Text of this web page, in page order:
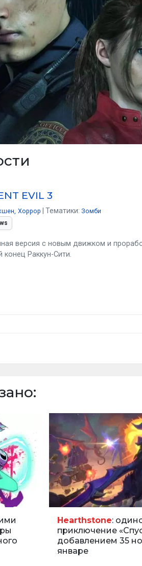
EVIL 3
Хоррор Тематики: Зомби
версия с новым движком и
конец Раккун-Сити.
Hearthstone:
приключение
добавлением 35
январе